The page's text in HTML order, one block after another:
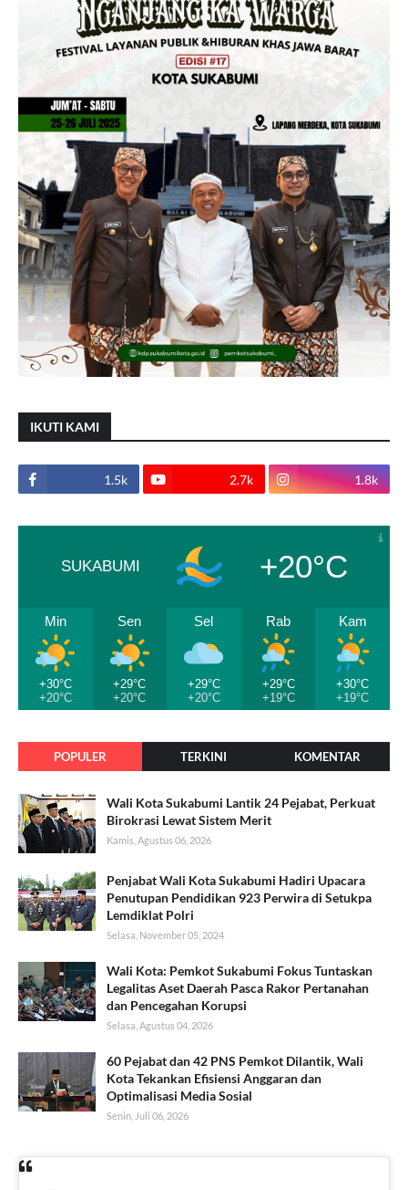
IKUTI KAMI
1.5k 2.7k 1.8k
SUKABUMI +20°C
Min
+30°C
+20°C
Sen
+29°C
+20°C
Sel
+29°C
+20°C
Rab
+29°C
+19°C
Kam
+30°C
+19°C
POPULER TERKINI KOMENTAR
Wali Kota Sukabumi Lantik 24 Pejabat, Perkuat
Birokrasi Lewat Sistem Merit
Kamis, Agustus 06, 2026
Penjabat Wali Kota Sukabumi Hadiri Upacara
Penutupan Pendidikan 923 Perwira di Setukpa
Lemdiklat Polri
Selasa, November 05, 2024
Wali Kota: Pemkot Sukabumi Fokus Tuntaskan
Legalitas Aset Daerah Pasca Rakor Pertanahan
dan Pencegahan Korupsi
Selasa, Agustus 04, 2026
60 Pejabat dan 42 PNS Pemkot Dilantik, Wali
Kota Tekankan Efisiensi Anggaran dan
Optimalisasi Media Sosial
Senin, Juli 06, 2026